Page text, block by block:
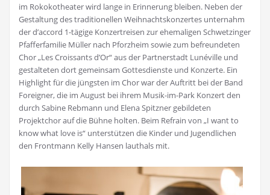
im Rokokotheater wird lange in Erinnerung bleiben. Neben der
Gestaltung des traditionellen Weihnachtskonzertes unternahm
der d’accord 1-tägige Konzertreisen zur ehemaligen Schwetzinger
Pfafferfamilie Müller nach Pforzheim sowie zum befreundeten
Chor „Les Croissants d’Or“ aus der Partnerstadt Lunéville und
gestalteten dort gemeinsam Gottesdienste und Konzerte. Ein
Highlight für die jüngsten im Chor war der Auftritt bei der Band
Foreigner, die im August bei ihrem Musik-im-Park Konzert den
durch Sabine Rebmann und Elena Spitzner gebildeten
Projektchor auf die Bühne holten. Beim Refrain von „I want to
know what love is“ unterstützen die Kinder und Jugendlichen
den Frontmann Kelly Hansen lauthals mit.